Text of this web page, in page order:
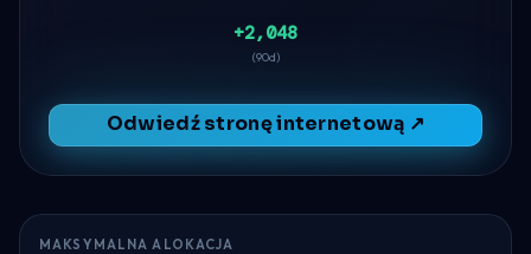
+2,048
(90d)
Odwiedź stronę internetową ↗
MAKSYMALNA ALOKACJA